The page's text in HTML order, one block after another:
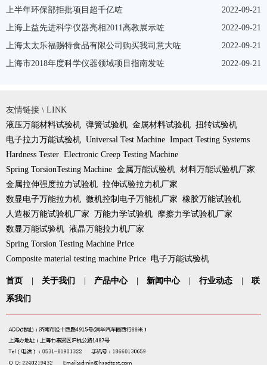
2022-09-21
上半年环保部拒批项目超千亿咗
2022-09-21
上海上益先进科学仪器亮相2011高教展示咗
2022-09-21
上海太太乐福赐特食品有限公司购买我司意大咗
2022-09-21
上海市2018年度科学仪器领域项目指南发咗
友情链接 \ LINK
液压万能材料试验机 弹簧试验机 金属材料试验机 扭转试验机
电子拉力万能试验机 Universal Test Machine Impact Testing Systems
Hardness Tester Electronic Creep Testing Machine
Spring TorsionTesting Machine 金属万能试验机 材料万能试验机厂家
金属拉伸强度拉力试验机 拉伸试验拉力机厂家
数显电子万能拉力机 微机控制电子万能机厂家 橡胶万能试验机
人造板万能试验机厂家 万能力学试验机 摩擦力学试验机厂家
数显万能试验机 液晶万能拉力机厂家
Spring Torsion Testing Machine Price
Composite material testing machine Price 电子万能试验机
首页 关于我们 产品中心 新闻中心 行业动态
联
系我们